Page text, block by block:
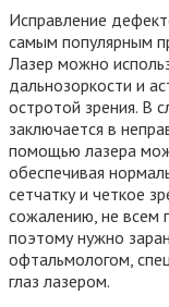
Исправление
самым популярным
Лазер можно
дальнозоркости и
остротой зрения. В
заключается в
помощью лазера
обеспечивая
сетчатку и четкое
сожалению, не всем
поэтому нужно
офтальмологом,
глаз лазером.